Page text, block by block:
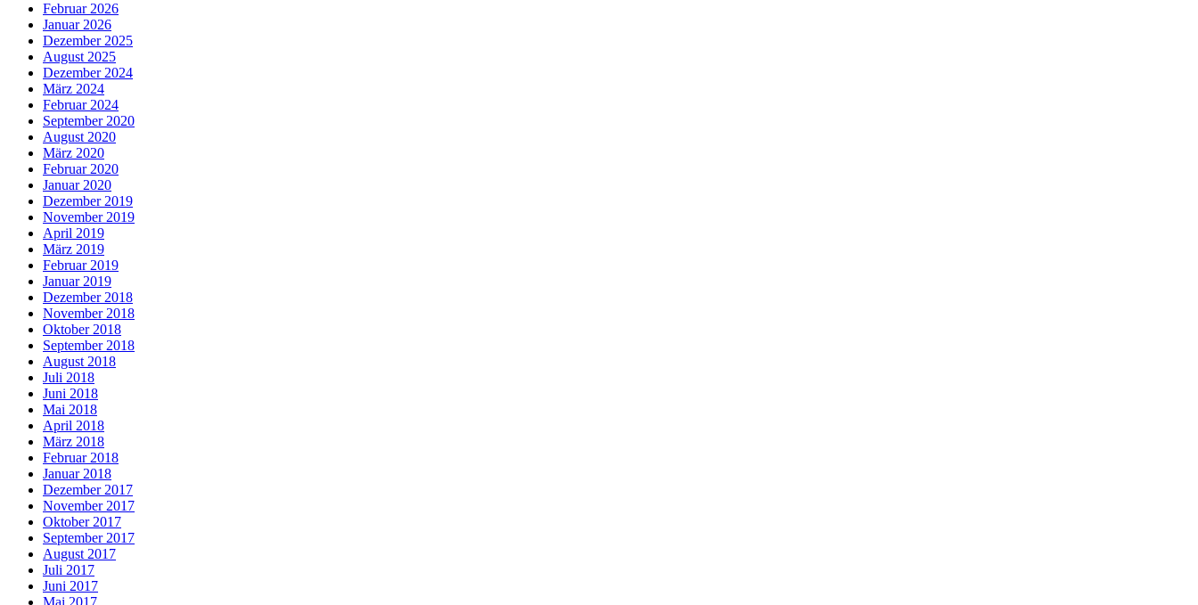
Februar 2026
Januar 2026
Dezember 2025
August 2025
Dezember 2024
März 2024
Februar 2024
September 2020
August 2020
März 2020
Februar 2020
Januar 2020
Dezember 2019
November 2019
April 2019
März 2019
Februar 2019
Januar 2019
Dezember 2018
November 2018
Oktober 2018
September 2018
August 2018
Juli 2018
Juni 2018
Mai 2018
April 2018
März 2018
Februar 2018
Januar 2018
Dezember 2017
November 2017
Oktober 2017
September 2017
August 2017
Juli 2017
Juni 2017